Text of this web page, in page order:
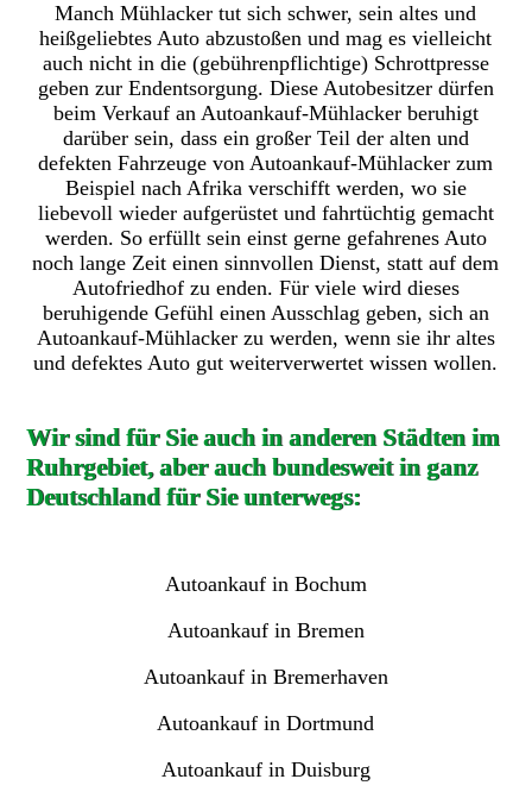
Manch Mühlacker tut sich schwer, sein altes und
heißgeliebtes Auto abzustoßen und mag es vielleicht
auch nicht in die (gebührenpflichtige) Schrottpresse
geben zur Endentsorgung. Diese Autobesitzer dürfen
beim Verkauf an Autoankauf-Mühlacker beruhigt
darüber sein, dass ein großer Teil der alten und
defekten Fahrzeuge von Autoankauf-Mühlacker zum
Beispiel nach Afrika verschifft werden, wo sie
liebevoll wieder aufgerüstet und fahrtüchtig gemacht
werden. So erfüllt sein einst gerne gefahrenes Auto
noch lange Zeit einen sinnvollen Dienst, statt auf dem
Autofriedhof zu enden. Für viele wird dieses
beruhigende Gefühl einen Ausschlag geben, sich an
Autoankauf-Mühlacker zu werden, wenn sie ihr altes
und defektes Auto gut weiterverwertet wissen wollen.
Wir sind für Sie auch in anderen Städten im
Ruhrgebiet, aber auch bundesweit in ganz
Deutschland für Sie unterwegs:
Autoankauf in Bochum
Autoankauf in Bremen
Autoankauf in Bremerhaven
Autoankauf in Dortmund
Autoankauf in Duisburg